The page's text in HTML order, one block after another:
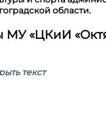
области.
МУ«ЦКиИ «
текст